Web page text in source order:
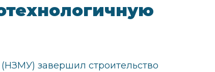
завершил строительство